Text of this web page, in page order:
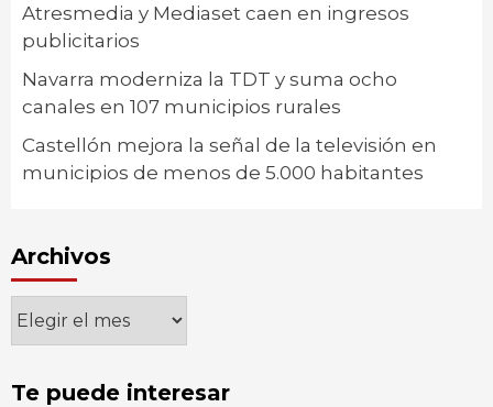
Atresmedia y Mediaset caen en ingresos
publicitarios
Navarra moderniza la TDT y suma ocho
canales en 107 municipios rurales
Castellón mejora la señal de la televisión en
municipios de menos de 5.000 habitantes
Archivos
Archivos
Te puede interesar